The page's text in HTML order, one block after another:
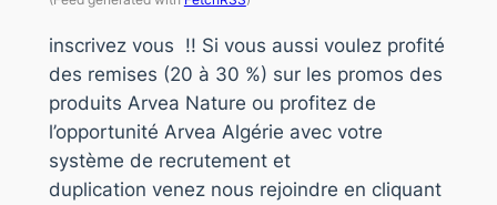
inscrivez vous !! Si vous aussi voulez profité
des remises (20 à 30 %) sur les promos des
produits Arvea Nature ou profitez de
l’opportunité Arvea Algérie avec votre
système de recrutement et
duplication venez nous rejoindre en cliquant